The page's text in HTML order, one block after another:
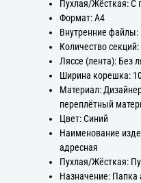
Пухлая/Жёсткая: С
Формат: А4
Внутренние файлы:
Количество
Ляссе (лента): Без
Ширина корешка:
Материал:
переплётный
Цвет: Синий
Наименование
адресная
Пухлая/Жёсткая:
Назначение: Папка